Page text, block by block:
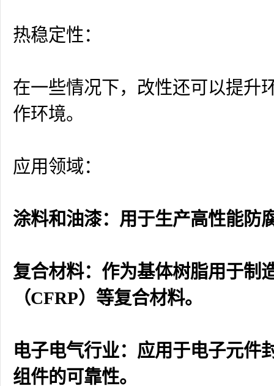
热稳定性：
在一些情况下，改性还可以提升
作环境。
应用领域：
涂料和油漆：用于生产高性能防
复合材料：作为基体树脂用于制
（CFRP）等复合材料。
电子电气行业：应用于电子元件
组件的可靠性。